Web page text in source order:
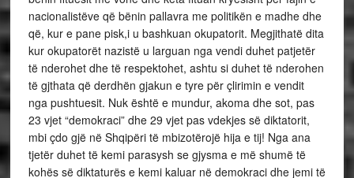
nacionalistëve që bënin pallavra me politikën e madhe dhe
që, kur e pane pisk,i u bashkuan okupatorit. Megjithatë dita
kur okupatorët nazistë u larguan nga vendi duhet patjetër
të nderohet dhe të respektohet, ashtu si duhet të nderohen
të gjthata që derdhën gjakun e tyre për çlirimin e vendit
nga pushtuesit. Nuk është e mundur, akoma dhe sot, pas
23 vjet “demokraci” dhe 29 vjet pas vdekjes së diktatorit,
mbi çdo gjë në Shqipëri të mbizotërojë hija e tij! Nga ana
tjetër duhet të kemi parasysh se gjysma e më shumë të
kohës së diktaturës e kemi kaluar në demokraci dhe jemi të